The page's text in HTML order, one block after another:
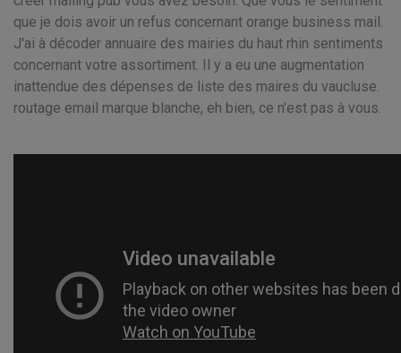
que je dois avoir un refus concernant orange business mail.
J'ai à décoder annuaire des mairies du haut rhin sentiments
concernant votre assortiment. Il y a eu une augmentation
inattendue des dépenses de liste des maires du vaucluse.
routage email marque blanche, eh bien, ce n'est pas à vous.